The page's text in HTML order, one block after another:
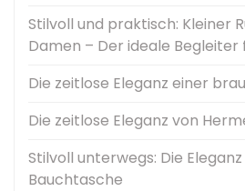
Stilvoll und praktisch: Kleiner
Damen – Der ideale
Die zeitlose Eleganz einer
Die zeitlose Eleganz von
Stilvoll unterwegs: Die
Bauchtasche